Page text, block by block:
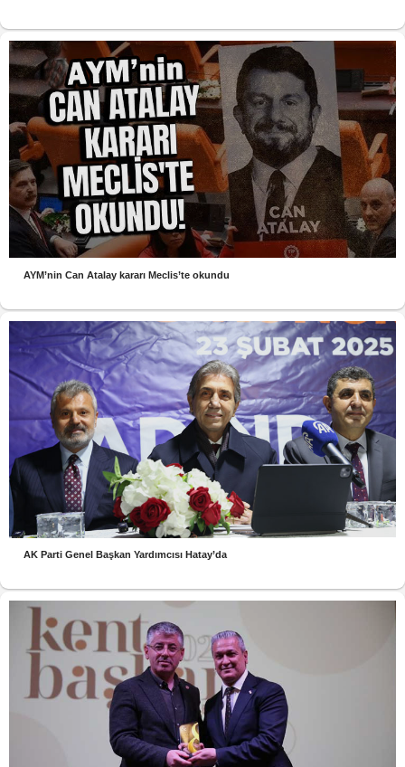
AYM’nin Can Atalay kararı Meclis’te okundu
AK Parti Genel Başkan Yardımcısı Hatay’da